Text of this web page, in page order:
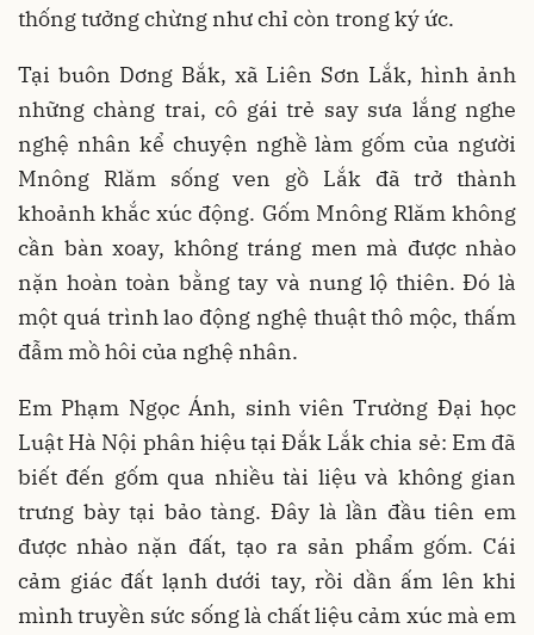
thống tưởng chừng như chỉ còn trong ký ức.
Tại buôn Dơng Bắk, xã Liên Sơn Lắk, hình ảnh
những chàng trai, cô gái trẻ say sưa lắng nghe
nghệ nhân kể chuyện nghề làm gốm của người
Mnông Rlăm sống ven gồ Lắk đã trở thành
khoảnh khắc xúc động. Gốm Mnông Rlăm không
cần bàn xoay, không tráng men mà được nhào
nặn hoàn toàn bằng tay và nung lộ thiên. Đó là
một quá trình lao động nghệ thuật thô mộc, thấm
đẫm mồ hôi của nghệ nhân.
Em Phạm Ngọc Ánh, sinh viên Trường Đại học
Luật Hà Nội phân hiệu tại Đắk Lắk chia sẻ: Em đã
biết đến gốm qua nhiều tài liệu và không gian
trưng bày tại bảo tàng. Đây là lần đầu tiên em
được nhào nặn đất, tạo ra sản phẩm gốm. Cái
cảm giác đất lạnh dưới tay, rồi dần ấm lên khi
mình truyền sức sống là chất liệu cảm xúc mà em